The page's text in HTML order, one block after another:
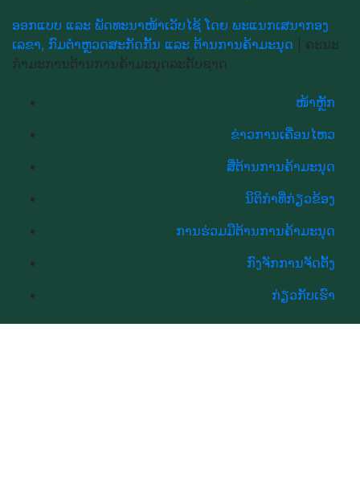
ອອກແບບ ແລະ ພັດທະນາໜ້າເວັບໄຊ້ ໂດຍ ພະແນກເສນາກອງ
ເລຂາ, ກົມຕຳຫຼວດສະກັດກັ້ນ ແລະ ຕ້ານການຄ້າມະນຸດ
ຄະນະ
ກຳມະການຕ້ານການຄ້າມະນຸດລະດັບຊາດ
ໜ້າຫຼັກ
ຂ່າວການເຄື່ອນໄຫວ
ສື່ຕ້ານການຄ້າມະນຸດ
ນິຕິກຳທີ່ກ່ຽວຂ້ອງ
ການຮ່ວມມືຕ້ານການຄ້າມະນຸດ
ກົງຈັກການຈັດຕັ້ງ
ກ່ຽວກັບເຮົາ